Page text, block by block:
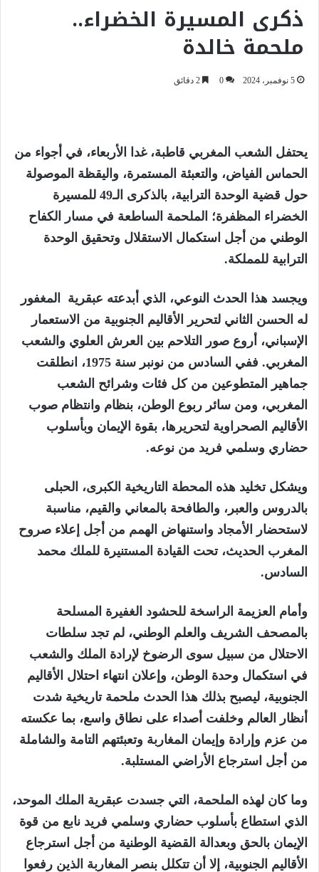
ذكرى المسيرة الخضراء..
ملحمة خالدة
5 نوفمبر، 2024 0
يحتفل الشعب المغربي قاطبة، غدا الأربعاء، في أجواء من
الحماس الفياض، والتعبئة المستمرة، واليقظة الموصولة
حول قضية الوحدة الترابية، بالذكرى الـ49 للمسيرة
الخضراء المظفرة؛ الملحمة الساطعة في مسار الكفاح
الوطني من أجل استكمال الاستقلال وتحقيق الوحدة
الترابية للمملكة.
ويجسد هذا الحدث النوعي، الذي أبدعته عبقرية المغفور
له الحسن الثاني لتحرير الأقاليم الجنوبية من الاستعمار
الإسباني، أروع صور التلاحم بين العرش العلوي والشعب
المغربي. ففي السادس من نونبر سنة 1975، انطلقت
جماهير المتطوعين من كل فئات وشرائح الشعب
المغربي، ومن سائر ربوع الوطن، بنظام وانتظام صوب
الأقاليم الصحراوية لتحريرها، بقوة الإيمان وبأسلوب
حضاري وسلمي فريد من نوعه.
ويشكل تخليد هذه المحطة التاريخية الكبرى، الحبلى
بالدروس والعبر، والطافحة بالمعاني والقيم، مناسبة
لاستحضار الأمجاد واستنهاض الهمم من أجل إعلاء صروح
المغرب الحديث، تحت القيادة المستنيرة للملك محمد
السادس.
وأمام العزيمة الراسخة للحشود الغفيرة المسلحة
بالمصحف الشريف والعلم الوطني، لم تجد سلطات
الاحتلال من سبيل سوى الرضوخ لإرادة الملك والشعب
في استكمال وحدة الوطن، وإعلان انتهاء احتلال الأقاليم
الجنوبية، ليصبح بذلك هذا الحدث ملحمة تاريخية شدت
أنظار العالم وخلفت أصداء على نطاق واسع، بما عكسته
من عزم وإرادة وإيمان المغاربة وتعبئتهم التامة والشاملة
من أجل استرجاع الأراضي المستلبة.
وما كان لهذه الملحمة، التي جسدت عبقرية الملك الموحد،
الذي استطاع بأسلوب حضاري وسلمي فريد نابع من قوة
الإيمان بالحق وبعدالة القضية الوطنية من أجل استرجاع
الأقاليم الجنوبية، إلا أن تتكلل بنصر المغاربة الذين رفعوا